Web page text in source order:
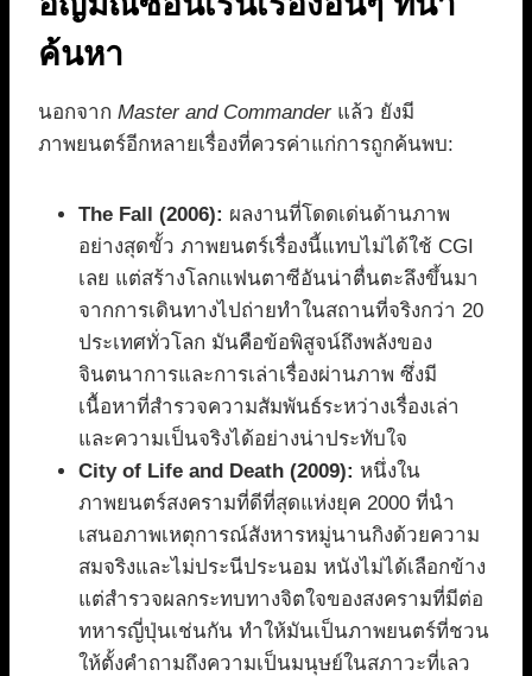
ค้นหา
นอกจาก Master and Commanderแล้ว ยังมี
ภาพยนตร์อีกหลายเรื่องที่ควรค่าแก่การถูกค้นพบ:
The Fall (2006): ผลงานที่โดดเด่นด้านภาพ
อย่างสุดขั้ว ภาพยนตร์เรื่องนี้แทบไม่ได้ใช้ CGI
เลย แต่สร้างโลกแฟนตาซีอันน่าตื่นตะลึงขึ้นมา
จากการเดินทางไปถ่ายทำในสถานที่จริงกว่า 20
ประเทศทั่วโลก มันคือข้อพิสูจน์ถึงพลังของ
จินตนาการและการเล่าเรื่องผ่านภาพ ซึ่งมี
เนื้อหาที่สำรวจความสัมพันธ์ระหว่างเรื่องเล่า
และความเป็นจริงได้อย่างน่าประทับใจ
City of Life and Death (2009): หนึ่งใน
ภาพยนตร์สงครามที่ดีที่สุดแห่งยุค 2000 ที่นำ
เสนอภาพเหตุการณ์สังหารหมู่นานกิงด้วยความ
สมจริงและไม่ประนีประนอม หนังไม่ได้เลือกข้าง
แต่สำรวจผลกระทบทางจิตใจของสงครามที่มีต่อ
ทหารญี่ปุ่นเช่นกัน ทำให้มันเป็นภาพยนตร์ที่ชวน
ให้ตั้งคำถามถึงความเป็นมนุษย์ในสภาวะที่เลว